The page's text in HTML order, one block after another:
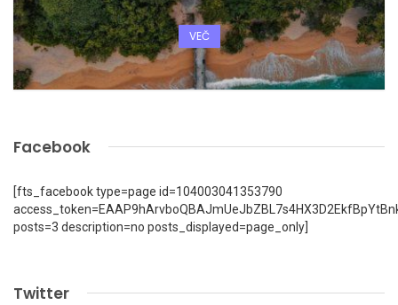
VEČ
Facebook
[fts_facebook type=page id=104003041353790
posts=3 description=no posts_displayed=page_only]
Twitter